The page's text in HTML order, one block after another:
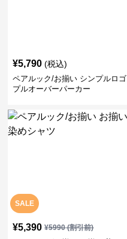
¥5,790 (税込)
ペアルック/お揃い シンプルロゴ
プルオーバーパーカー
SALE
¥5,390 ¥5990(割引前)